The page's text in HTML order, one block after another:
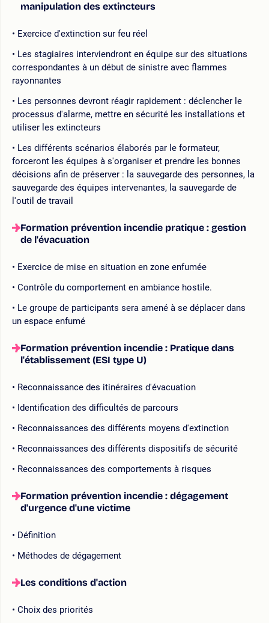
manipulation des extincteurs
Exercice d'extinction sur feu réel
Les stagiaires interviendront en équipe sur des situations
correspondantes à un début de sinistre avec flammes
rayonnantes
Les personnes devront réagir rapidement : déclencher le
processus d'alarme, mettre en sécurité les installations et
utiliser les extincteurs
Les différents scénarios élaborés par le formateur,
forceront les équipes à s'organiser et prendre les bonnes
décisions afin de préserver : la sauvegarde des personnes, la
sauvegarde des équipes intervenantes, la sauvegarde de
l'outil de travail
Formation prévention incendie pratique : gestion
de l'évacuation
Exercice de mise en situation en zone enfumée
Contrôle du comportement en ambiance hostile.
Le groupe de participants sera amené à se déplacer dans
un espace enfumé
Formation prévention incendie : Pratique dans
l'établissement (ESI type U)
Reconnaissance des itinéraires d'évacuation
Identification des difficultés de parcours
Reconnaissances des différents moyens d'extinction
Reconnaissances des différents dispositifs de sécurité
Reconnaissances des comportements à risques
Formation prévention incendie : dégagement
d'urgence d'une victime
Définition
Méthodes de dégagement
Les conditions d'action
Choix des priorités